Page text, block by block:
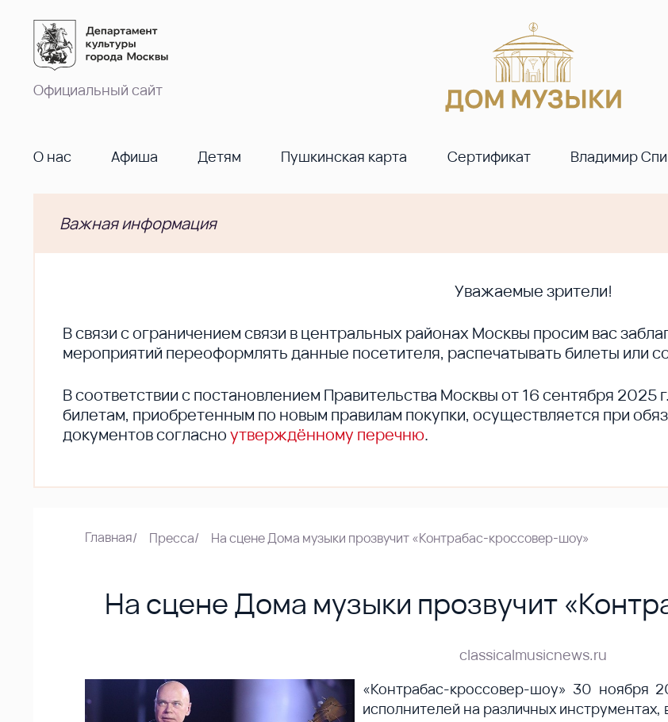
Официальный сайт
О нас Афиша Детям Пушкинская карта Сертификат Владимир
Важная информация
Уважаемые зрители!
В cвязи с ограничением связи в центральных районах Москвы просим вас
мероприятий переоформлять данные посетителя, распечатывать билеты или
В соответствии с постановлением Правительства Москвы от 16 сентября
билетам, приобретенным по новым правилам покупки, осуществляется при
документов согласноутверждённому перечню.
Главная/ Пресса/ На сцене Дома музыки прозвучит «Контрабас-кроссовер-шоу»
На сцене Дома музыки прозвучит
classicalmusicnews.ru
«Контрабас-кроссовер-шоу» 30 ноября
исполнителей на различных